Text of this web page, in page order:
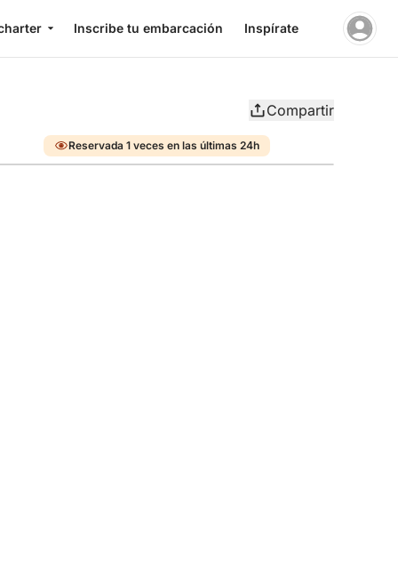
Inscribe tu embarcación Inspírate
Compartir
Reservada 1 veces en las últimas 24h